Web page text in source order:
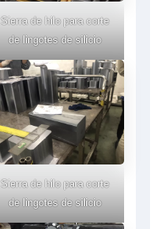
Sierra de hilo para corte
de lingotes de silicio
Sierra de hilo para corte
de lingotes de silicio